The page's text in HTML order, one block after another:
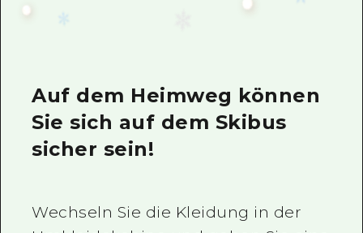
Auf dem Heimweg können
Sie sich auf dem Skibus
sicher sein!
Wechseln Sie die Kleidung in der